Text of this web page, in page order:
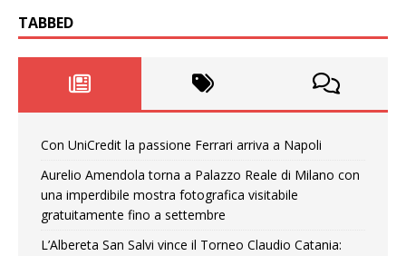
TABBED
Con UniCredit la passione Ferrari arriva a Napoli
Aurelio Amendola torna a Palazzo Reale di Milano con
una imperdibile mostra fotografica visitabile
gratuitamente fino a settembre
L’Albereta San Salvi vince il Torneo Claudio Catania: